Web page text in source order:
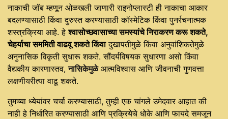
नाकाची जॉब म्हणून ओळखली जाणारी राइनोप्लास्टी ही नाकाचा आकार
बदलण्यासाठी किंवा दुरुस्त करण्यासाठी कॉस्मेटिक किंवा पुनर्रचनात्मक
शस्त्रक्रिया आहे. हेश्वासोच्छवासाच्या समस्यांचे निराकरण करू शकते,
चेहर्याचा सममिती वाढवू शकते किंवादुखापतीमुळे किंवा अनुवांशिकतेमुळे
अनुनासिक विकृती सुधारू शकते. सौंदर्यविषयक सुधारणा असो किंवा
वैद्यकीय कारणास्तव,नासिकेमुळेआत्मविश्वास आणि जीवनाची गुणवत्ता
लक्षणीयरीत्या वाढू शकते.
तुमच्या ध्येयांवर चर्चा करण्यासाठी, तुम्ही एक चांगले उमेदवार आहात की
नाही हे निर्धारित करण्यासाठी आणि प्रक्रियेचे धोके आणि फायदे समजून